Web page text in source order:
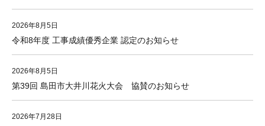
2026年8月5日
令和8年度 工事成績優秀企業 認定のお知らせ
2026年8月5日
第39回 島田市大井川花火大会 協賛のお知らせ
2026年7月28日